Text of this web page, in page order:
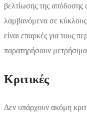
βελτίωσης της
λαμβανόμενα σε
είναι επαρκές για τους
παρατηρήσουν
Κριτικές
Δεν υπάρχουν ακόμη